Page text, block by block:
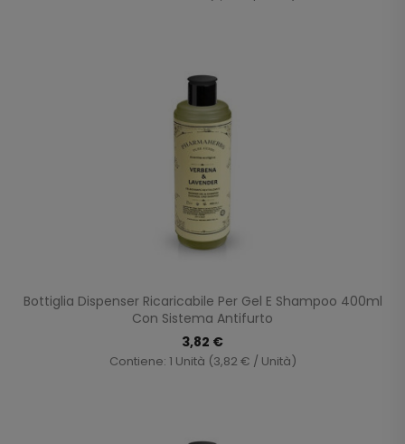
Bottiglia Dispenser Ricaricabile Per Gel E Shampoo 400ml
Con Sistema Antifurto
3,82 €
Contiene: 1 Unità (3,82 € / Unità)